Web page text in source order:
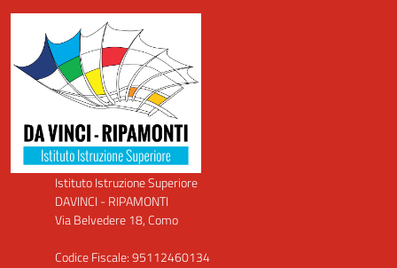
Istituto Istruzione Superiore
DAVINCI - RIPAMONTI
Via Belvedere 18, Como
Codice Fiscale: 95112460134